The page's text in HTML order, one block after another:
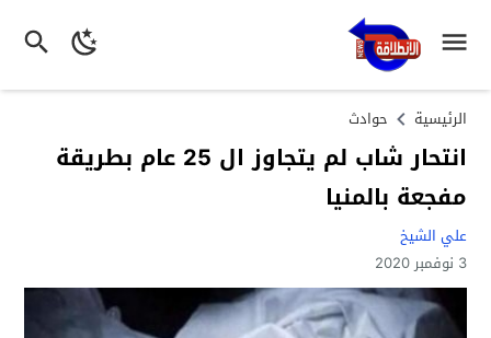
الرئيسية حوادث
انتحار شاب لم يتجاوز ال 25 عام بطريقة
مفجعة بالمنيا
علي الشيخ
3 نوفمبر 2020